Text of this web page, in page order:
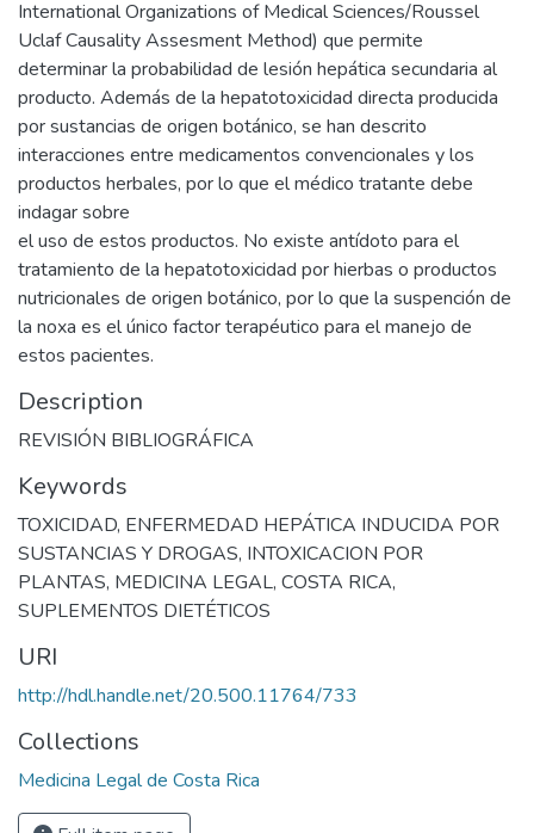
International Organizations of Medical Sciences/Roussel
Uclaf Causality Assesment Method) que permite
determinar la probabilidad de lesión hepática secundaria al
producto. Además de la hepatotoxicidad directa producida
por sustancias de origen botánico, se han descrito
interacciones entre medicamentos convencionales y los
productos herbales, por lo que el médico tratante debe
indagar sobre
el uso de estos productos. No existe antídoto para el
tratamiento de la hepatotoxicidad por hierbas o productos
nutricionales de origen botánico, por lo que la suspención de
la noxa es el único factor terapéutico para el manejo de
estos pacientes.
Description
REVISIÓN BIBLIOGRÁFICA
Keywords
TOXICIDAD, ENFERMEDAD HEPÁTICA INDUCIDA POR
SUSTANCIAS Y DROGAS, INTOXICACION POR
PLANTAS, MEDICINA LEGAL, COSTA RICA,
SUPLEMENTOS DIETÉTICOS
URI
http://hdl.handle.net/20.500.11764/733
Collections
Medicina Legal de Costa Rica